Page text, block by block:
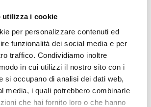
utilizza i cookie
per personalizzare contenuti ed
funzionalità dei social media e per
traffico. Condividiamo inoltre
in cui utilizzi il nostro sito con i
si occupano di analisi dei dati web,
media, i quali potrebbero combinarle
che hai fornito loro o che hanno